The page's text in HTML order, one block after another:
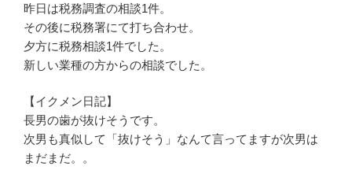
昨日は税務調査の相談1件。
その後に税務署にて打ち合わせ。
夕方に税務相談1件でした。
新しい業種の方からの相談でした。
【イクメン日記】
長男の歯が抜けそうです。
次男も真似して「抜けそう」なんて言ってますが次男は
まだまだ。。